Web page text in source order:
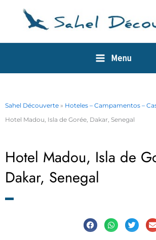
Menu
Sahel Découverte » Hoteles – Campamentos –
Hotel Madou, Isla de Gorée, Dakar, Senegal
Hotel Madou, Isla de
Dakar, Senegal
Panel de gestión de cookies